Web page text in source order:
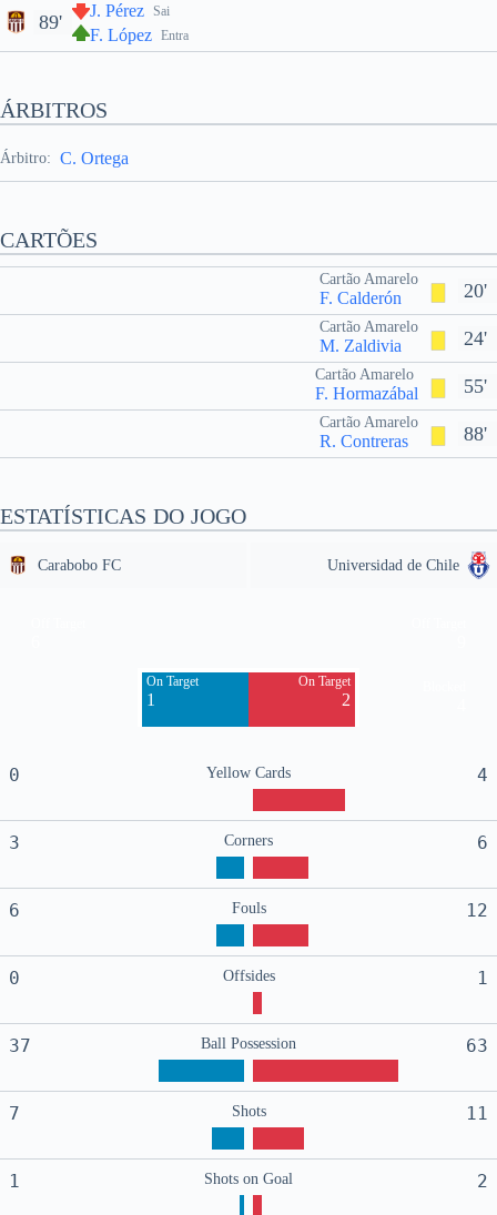
Sai
J. Pérez
Entra
F. López
89'
ÁRBITROS
Árbitro: C. Ortega
CARTÕES
20'
Cartão Amarelo
F. Calderón
24'
Cartão Amarelo
M. Zaldivia
55'
Cartão Amarelo
F. Hormazábal
88'
Cartão Amarelo
R. Contreras
ESTATÍSTICAS DO JOGO
Carabobo FC Universidad de Chile
On Target
1
On Target
2
0 Yellow Cards 4
3 Corners 6
6 Fouls 12
0 Offsides 1
37 Ball Possession 63
7 Shots 11
1 Shots on Goal 2